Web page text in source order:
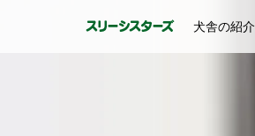
犬舎の紹介